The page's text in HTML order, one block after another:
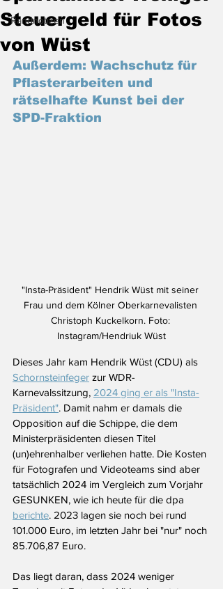
Randnotizen
Steuergeld für Fotos
von Wüst
Außerdem: Wachschutz für
Pflasterarbeiten und
rätselhafte Kunst bei der
SPD-Fraktion
"Insta-Präsident" Hendrik Wüst mit seiner
Frau und dem Kölner Oberkarnevalisten
Christoph Kuckelkorn. Foto:
Instagram/Hendriuk Wüst
Dieses Jahr kam Hendrik Wüst (CDU) als
Schornsteinfeger zur WDR-
Karnevalssitzung, 2024 ging er als "Insta-
Präsident". Damit nahm er damals die
Opposition auf die Schippe, die dem
Ministerpräsidenten diesen Titel
(un)ehrenhalber verliehen hatte. Die Kosten
für Fotografen und Videoteams sind aber
tatsächlich 2024 im Vergleich zum Vorjahr
GESUNKEN, wie ich heute für die dpa
berichte. 2023 lagen sie noch bei rund
101.000 Euro, im letzten Jahr bei "nur" noch
85.706,87 Euro.
Das liegt daran, dass 2024 weniger